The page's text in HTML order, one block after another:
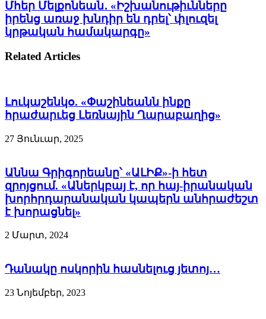
Մհեր Մելքոնեան․ «Իշխանութիւնները
իրենց առաջ խնդիր են դրել՝ փլուզել
կրթական համակարգը»
Related Articles
Լուկաշենկօ. «Փաշինեանն ինքը
հրաժարւեց Լեռնային Ղարաբաղից»
27 Յունւար, 2025
Աննա Գրիգորեանը՝ «ԱԼԻՔ»-ի հետ
զրոյցում. «Աներկբայ է, որ հայ-իրանական
խորհրդարանական կապերն անհրաժեշտ
է խորացնել»
2 Մարտ, 2024
Դանակը ոսկորին հասնելուց յետոյ…
23 Նոյեմբեր, 2023